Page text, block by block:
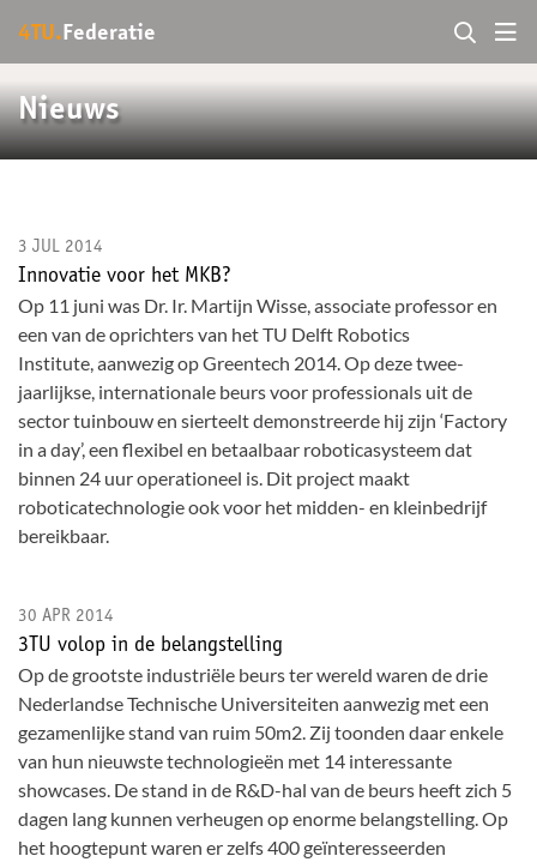
4TU. Federatie
Nieuws
3 JUL 2014
Innovatie voor het MKB?
Op 11 juni was Dr. Ir. Martijn Wisse, associate professor en
een van de oprichters van het TU Delft Robotics
Institute, aanwezig op Greentech 2014. Op deze twee-
jaarlijkse, internationale beurs voor professionals uit de
sector tuinbouw en sierteelt demonstreerde hij zijn ‘Factory
in a day’, een flexibel en betaalbaar roboticasysteem dat
binnen 24 uur operationeel is. Dit project maakt
roboticatechnologie ook voor het midden- en kleinbedrijf
bereikbaar.
30 APR 2014
3TU volop in de belangstelling
Op de grootste industriële beurs ter wereld waren de drie
Nederlandse Technische Universiteiten aanwezig met een
gezamenlijke stand van ruim 50m2. Zij toonden daar enkele
van hun nieuwste technologieën met 14 interessante
showcases. De stand in de R&D-hal van de beurs heeft zich 5
dagen lang kunnen verheugen op enorme belangstelling. Op
het hoogtepunt waren er zelfs 400 geïnteresseerden